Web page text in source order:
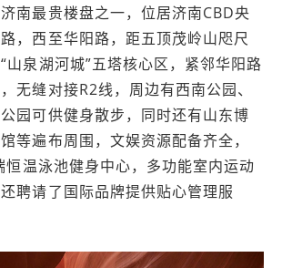
南最贵楼盘之一，位居济南CBD央
，西至华阳路，距五顶茂岭山咫尺
山泉湖河城”五塔核心区，紧邻华阳路
无缝对接R2线，周边有西南公园、
园可供健身散步，同时还有山东博
等遍布周围，文娱资源配备齐全，
温泳池健身中心，多功能室内运动
聘请了国际品牌提供贴心管理服